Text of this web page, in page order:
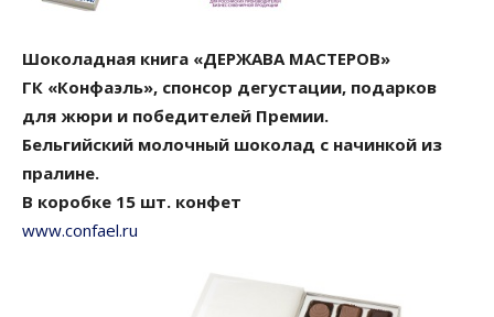
Шоколадная книга «ДЕРЖАВА МАСТЕРОВ»
ГК «Конфаэль», спонсор дегустации, подарков
для жюри и победителей Премии.
Бельгийский молочный шоколад с начинкой из
пралине.
В коробке 15 шт. конфет
www.confael.ru